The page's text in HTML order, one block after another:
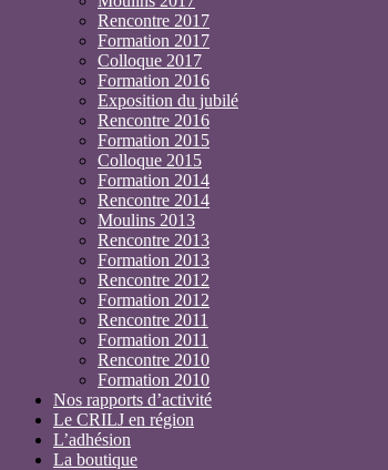
Rencontre 2017
Formation 2017
Colloque 2017
Formation 2016
Exposition du jubilé
Rencontre 2016
Formation 2015
Colloque 2015
Formation 2014
Rencontre 2014
Moulins 2013
Rencontre 2013
Formation 2013
Rencontre 2012
Formation 2012
Rencontre 2011
Formation 2011
Rencontre 2010
Formation 2010
Nos rapports d’activité
Le CRILJ en région
L’adhésion
La boutique